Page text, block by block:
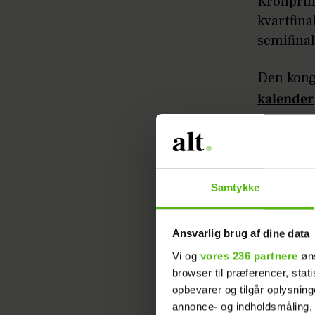
Samtykke
Ansvarlig brug af dine data
Vi og vores 236 partnere
browser til præferencer,
opbevarer og tilgår
annonce- og
Den
kalender
seneste
med til
Der er
Mette-
og